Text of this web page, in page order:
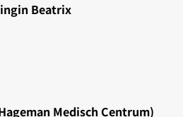
Beatrix
Medisch Centrum)